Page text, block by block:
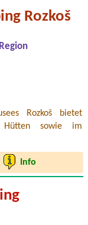
Rozkoš
Rozkoš bietet
Hütten sowie im
Info